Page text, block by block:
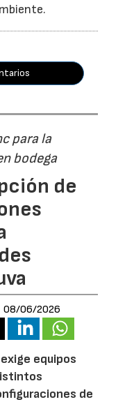
para la
bodega
de
08/06/2026
equipos
de